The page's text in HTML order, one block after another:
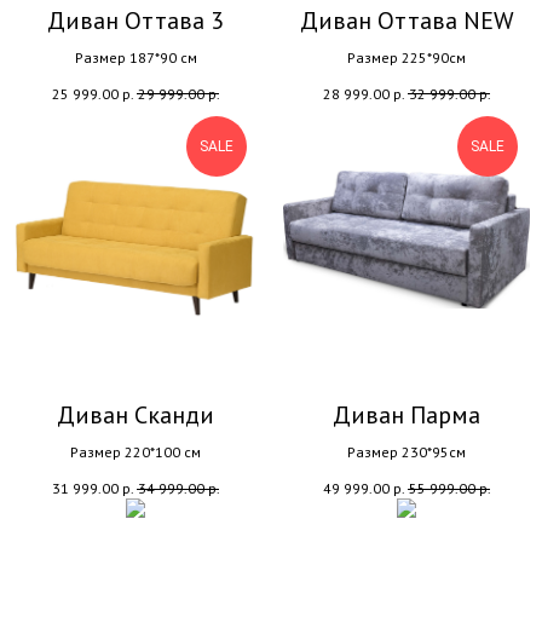
Диван Оттава 3
Размер 187*90 см
25 999.00 р. 29 999.00 р.
Диван Оттава NEW
Размер 225*90см
28 999.00 р. 32 999.00 р.
SALE
Диван Сканди
Размер 220*100 см
31 999.00 р. 34 999.00 р.
SALE
Диван Парма
Размер 230*95см
49 999.00 р. 55 999.00 р.